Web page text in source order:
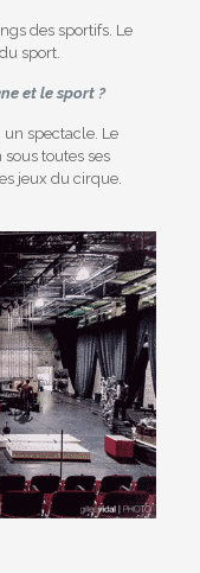
des sportifs. Le
sport.
et le sport ?
un spectacle. Le
toutes ses
jeux du cirque.